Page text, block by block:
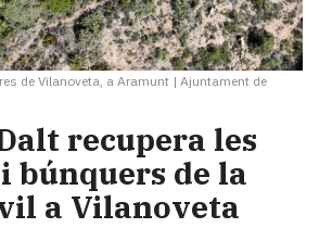
de Vilanoveta, a Aramunt | Ajuntament de
recupera les
búnquers de la
a Vilanoveta